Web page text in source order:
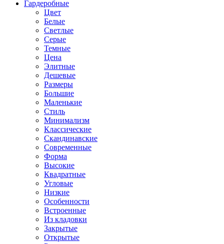
Гардеробные
Цвет
Белые
Светлые
Серые
Темные
Цена
Элитные
Дешевые
Размеры
Большие
Маленькие
Стиль
Минимализм
Классические
Скандинавские
Современные
Форма
Высокие
Квадратные
Угловые
Низкие
Особенности
Встроенные
Из кладовки
Закрытые
Открытые